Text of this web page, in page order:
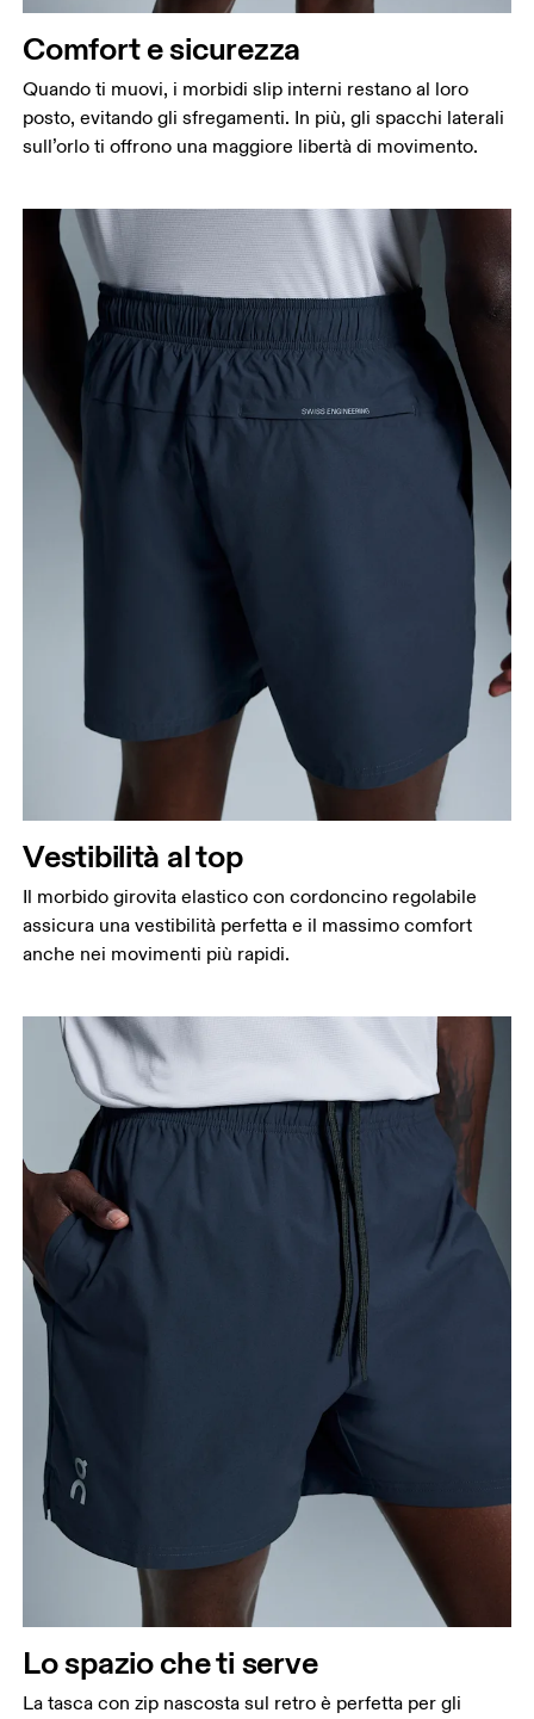
Comfort e sicurezza
Quando ti muovi, i morbidi slip interni restano al loro
posto, evitando gli sfregamenti. In più, gli spacchi laterali
sull’orlo ti offrono una maggiore libertà di movimento.
Vestibilità al top
Il morbido girovita elastico con cordoncino regolabile
assicura una vestibilità perfetta e il massimo comfort
anche nei movimenti più rapidi.
Lo spazio che ti serve
La tasca con zip nascosta sul retro è perfetta per gli